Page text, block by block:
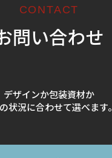
CONTACT
問い合わせ
デザインか包装資材か
状況に合わせて選べます。